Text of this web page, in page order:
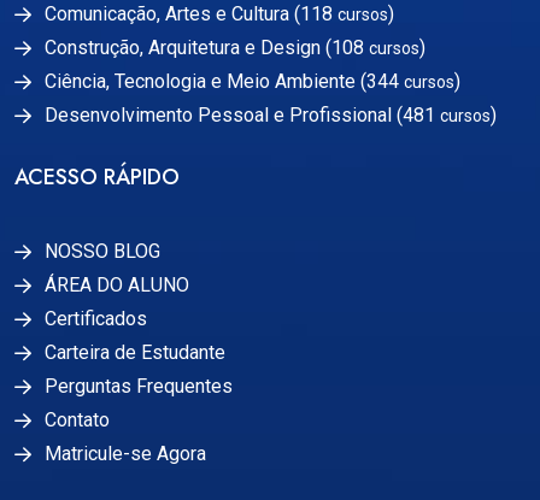
Comunicação, Artes e Cultura (118 cursos)
Construção, Arquitetura e Design (108 cursos)
Ciência, Tecnologia e Meio Ambiente (344 cursos)
Desenvolvimento Pessoal e Profissional (481 cursos)
ACESSO RÁPIDO
NOSSO BLOG
ÁREA DO ALUNO
Certificados
Carteira de Estudante
Perguntas Frequentes
Contato
Matricule-se Agora